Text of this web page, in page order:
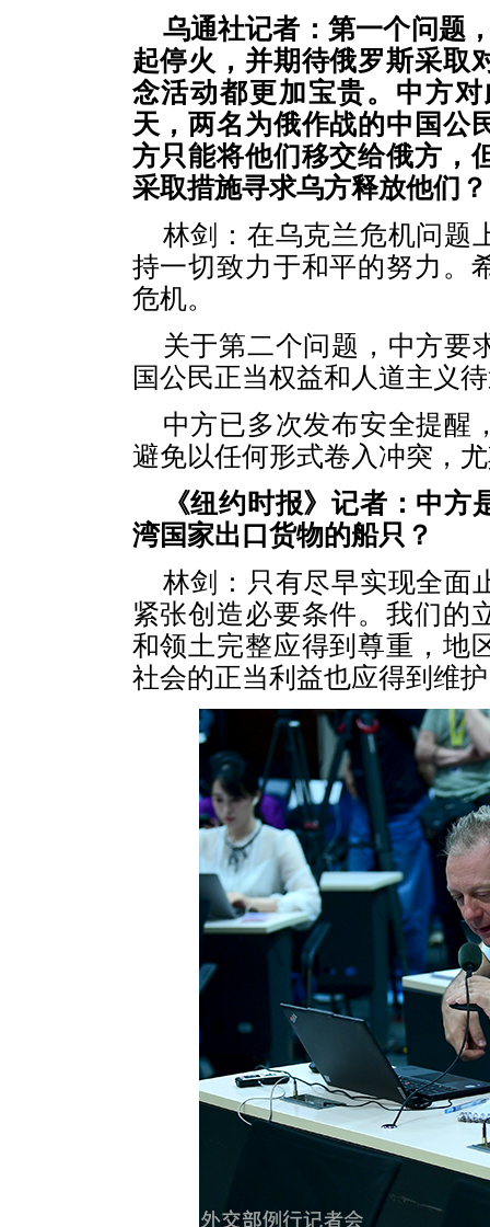
乌通社记者：第一个问题
起停火，并期待俄罗斯采取
念活动都更加宝贵。中方
天，两名为俄作战的中国公
方只能将他们移交给俄方，
采取措施寻求乌方释放他们？
林剑：在乌克兰危机问题
持一切致力于和平的努力。
危机。
关于第二个问题，中方要
国公民正当权益和人道主义
中方已多次发布安全提醒
避免以任何形式卷入冲突，
《纽约时报》记者：中
湾国家出口货物的船只？
林剑：只有尽早实现全面
紧张创造必要条件。我们的
和领土完整应得到尊重，地
社会的正当利益也应得到维